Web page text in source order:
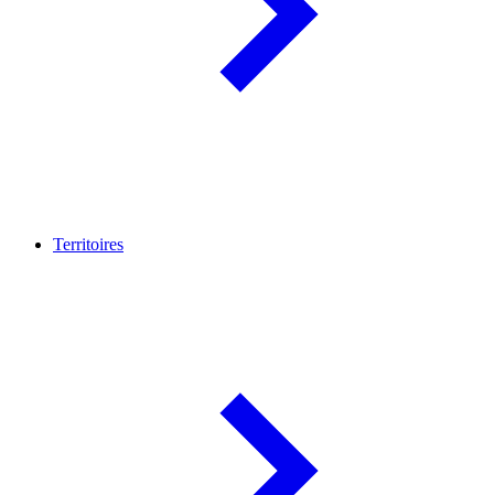
Territoires